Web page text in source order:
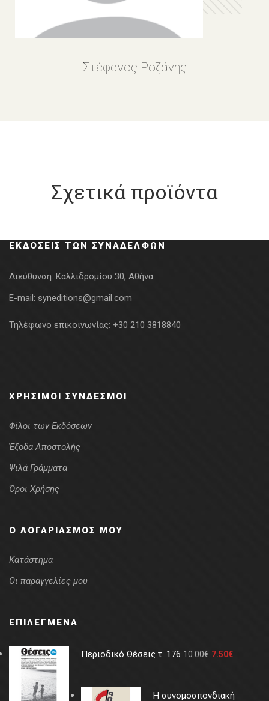
Στέφανος Ροζάνης
Σχετικά προϊόντα
ΕΚΔΌΣΕΙΣ ΤΩΝ ΣΥΝΑΔΈΛΦΩΝ
Διεύθυνση: Καλλιδρομίου 30, Αθήνα
E-mail: syneditions@gmail.com
Τηλέφωνο επικοινωνίας: +30 210 3818840
ΧΡΉΣΙΜΟΙ ΣΎΝΔΕΣΜΟΙ
Φίλοι των Εκδόσεων
Έξοδα Αποστολής
Ψιλά Γράμματα
Όροι Χρήσης
Ο ΛΟΓΑΡΙΑΣΜΌΣ ΜΟΥ
Κατάστημα
Οι παραγγελίες μου
ΕΠΙΛΕΓΜΈΝΑ
Περιοδικό Θέσεις τ. 176 10.00€ 7.50€
Η συνομοσπονδιακή